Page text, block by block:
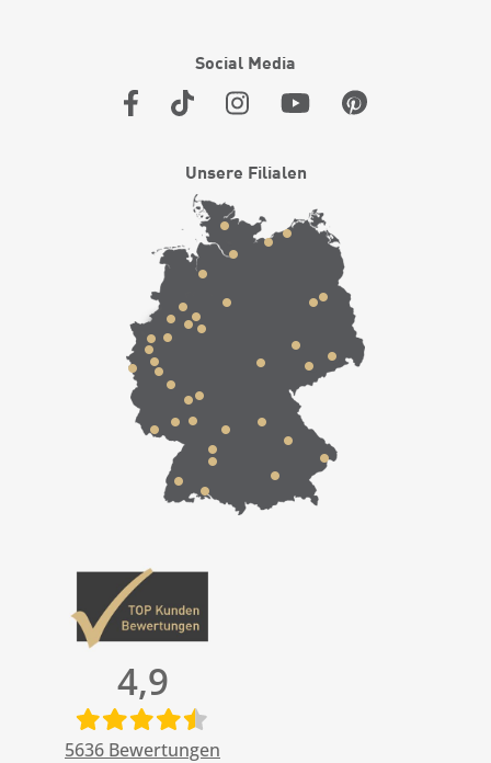
Social Media
Unsere Filialen
4,9
5636 Bewertungen